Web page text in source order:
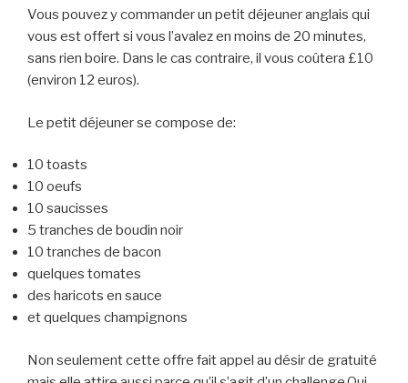
Vous pouvez y commander un petit déjeuner anglais qui
vous est offert si vous l’avalez en moins de 20 minutes,
sans rien boire. Dans le cas contraire, il vous coûtera £10
(environ 12 euros).
Le petit déjeuner se compose de:
10 toasts
10 oeufs
10 saucisses
5 tranches de boudin noir
10 tranches de bacon
quelques tomates
des haricots en sauce
et quelques champignons
Non seulement cette offre fait appel au désir de gratuité